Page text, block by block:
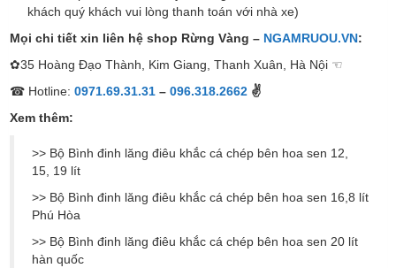
khách quý khách vui lòng thanh toán với nhà xe)
Mọi chi tiết xin liên hệ shop Rừng Vàng – NGAMRUOU.VN:
✿35 Hoàng Đạo Thành, Kim Giang, Thanh Xuân, Hà Nội ☜
☎ Hotline: 0971.69.31.31 – 096.318.2662 ✌
Xem thêm:
>> Bộ Bình đinh lăng điêu khắc cá chép bên hoa sen 12,
15, 19 lít
>> Bộ Bình đinh lăng điêu khắc cá chép bên hoa sen 16,8 lít
Phú Hòa
>> Bộ Bình đinh lăng điêu khắc cá chép bên hoa sen 20 lít
hàn quốc